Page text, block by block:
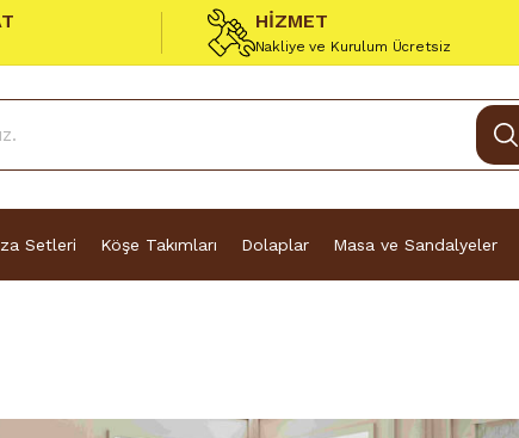
HİZMET
Nakliye ve Kurulum Ücretsiz
Setleri Köşe Takımları Dolaplar Masa ve Sandalyeler